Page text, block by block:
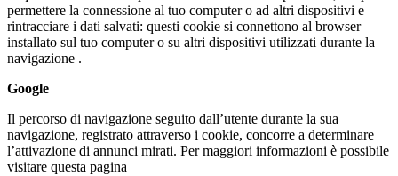
permettere la connessione al tuo computer o ad altri dispositivi e
rintracciare i dati salvati: questi cookie si connettono al browser
installato sul tuo computer o su altri dispositivi utilizzati durante la
navigazione .
Google
Il percorso di navigazione seguito dall’utente durante la sua
navigazione, registrato attraverso i cookie, concorre a determinare
l’attivazione di annunci mirati. Per maggiori informazioni è possibile
visitare questa pagina